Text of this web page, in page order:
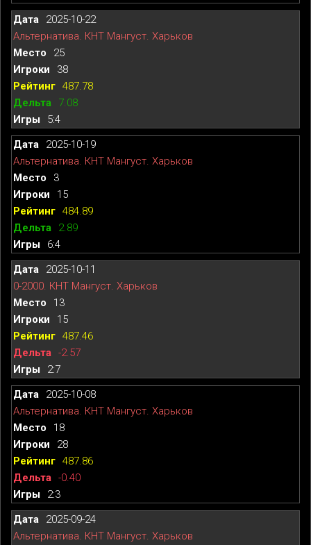
2025-10-22
Альтернатива. КНТ Мангуст. Харьков
25
38
487.78
7.08
5:4
2025-10-19
Альтернатива. КНТ Мангуст. Харьков
3
15
484.89
2.89
6:4
2025-10-11
0-2000. КНТ Мангуст. Харьков
13
15
487.46
-2.57
2:7
2025-10-08
Альтернатива. КНТ Мангуст. Харьков
18
28
487.86
-0.40
2:3
2025-09-24
Альтернатива. КНТ Мангуст. Харьков